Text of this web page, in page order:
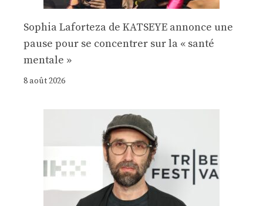
Sophia Laforteza de KATSEYE annonce une
pause pour se concentrer sur la « santé
mentale »
8 août 2026